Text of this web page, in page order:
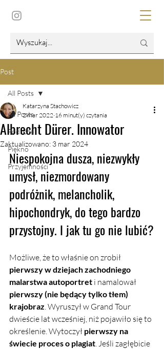
Post
All Posts
Podróże
Piękno
Przyjemności
All Posts
Albrecht Dürer. Innowator
Katarzyna Stachowicz
2 mar 2022 16 minut(y) czytania
Zaktualizowano: 3 mar 2024
Niespokojna dusza, niezwykły
umysł, niezmordowany
podróżnik, melancholik,
hipochondryk, do tego bardzo
przystojny. I jak tu go nie lubić?
Możliwe, że to właśnie on zrobił
pierwszy w dziejach zachodniego
malarstwa autoportret i namalował
pierwszy (nie będący tylko tłem)
krajobraz. Wyruszył w Grand Tour
dwieście lat wcześniej, niż pojawiło się to
określenie. Wytoczył pierwszy na
świecie proces o plagiat. Jeśli zagłębicie